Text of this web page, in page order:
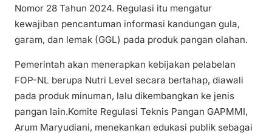
Nomor 28 Tahun 2024. Regulasi itu mengatur
kewajiban pencantuman informasi kandungan gula,
garam, dan lemak (GGL) pada produk pangan olahan.
Pemerintah akan menerapkan kebijakan pelabelan
FOP-NL berupa Nutri Level secara bertahap, diawali
pada produk minuman, lalu dikembangkan ke jenis
pangan lain.Komite Regulasi Teknis Pangan GAPMMI,
Arum Maryudiani, menekankan edukasi publik sebagai